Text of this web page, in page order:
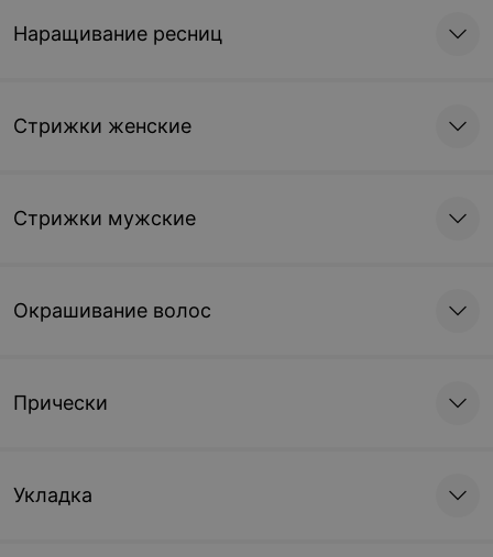
Наращивание ресниц
Стрижки женские
Стрижки мужские
Окрашивание волос
Прически
Укладка